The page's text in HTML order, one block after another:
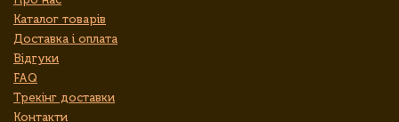
Каталог товарів
Доставка і оплата
Відгуки
FAQ
Трекінг доставки
Контакти